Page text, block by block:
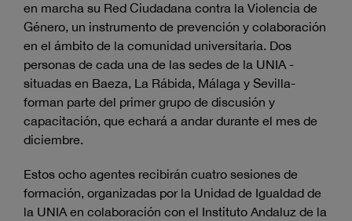
en marcha su Red Ciudadana contra la Violencia de
Género, un instrumento de prevención y colaboración
en el ámbito de la comunidad universitaria. Dos
personas de cada una de las sedes de la UNIA -
situadas en Baeza, La Rábida, Málaga y Sevilla-
forman parte del primer grupo de discusión y
capacitación, que echará a andar durante el mes de
diciembre.
Estos ocho agentes recibirán cuatro sesiones de
formación, organizadas por la Unidad de Igualdad de
la UNIA en colaboración con el Instituto Andaluz de la